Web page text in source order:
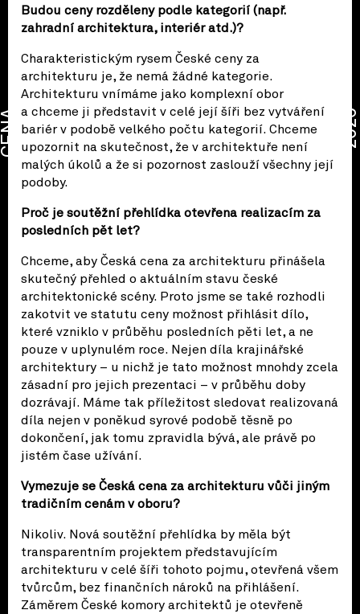
Budou ceny rozděleny podle kategorií (např.
zahradní architektura, interiér atd.)?
Charakteristickým rysem České ceny za
architekturu je, že nemá žádné kategorie.
Architekturu vnímáme jako komplexní obor
a chceme ji představit v celé její šíři bez vytváření
bariér v podobě velkého počtu kategorií. Chceme
upozornit na skutečnost, že v architektuře není
malých úkolů a že si pozornost zaslouží všechny její
podoby.
Proč je soutěžní přehlídka otevřena realizacím za
posledních pět let?
Chceme, aby Česká cena za architekturu přinášela
skutečný přehled o aktuálním stavu české
architektonické scény. Proto jsme se také rozhodli
zakotvit ve statutu ceny možnost přihlásit dílo,
které vzniklo v průběhu posledních pěti let, a ne
pouze v uplynulém roce. Nejen díla krajinářské
architektury – u nichž je tato možnost mnohdy zcela
zásadní pro jejich prezentaci – v průběhu doby
dozrávají. Máme tak příležitost sledovat realizovaná
díla nejen v poněkud syrové podobě těsně po
dokončení, jak tomu zpravidla bývá, ale právě po
jistém čase užívání.
Vymezuje se Česká cena za architekturu vůči jiným
tradičním cenám v oboru?
Nikoliv. Nová soutěžní přehlídka by měla být
transparentním projektem představujícím
architekturu v celé šíři tohoto pojmu, otevřená všem
tvůrcům, bez finančních nároků na přihlášení.
Záměrem České komory architektů je otevřeně
CENA 2026